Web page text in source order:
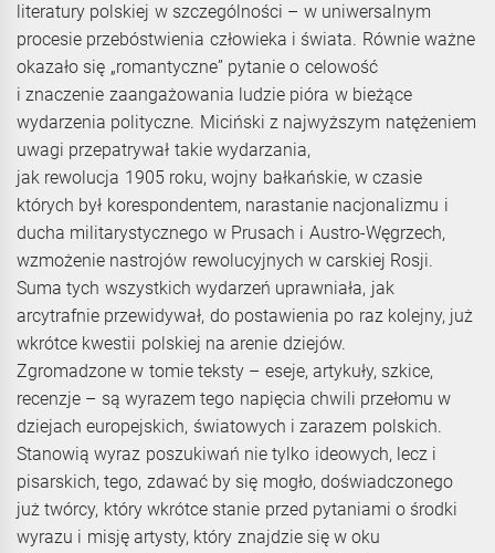
literatury polskiej w szczególności – w uniwersalnym
procesie przebóstwienia człowieka i świata. Równie ważne
okazało się „romantyczne” pytanie o celowość
i znaczenie zaangażowania ludzie pióra w bieżące
wydarzenia polityczne. Miciński z najwyższym natężeniem
uwagi przepatrywał takie wydarzania,
jak rewolucja 1905 roku, wojny bałkańskie, w czasie
których był korespondentem, narastanie nacjonalizmu i
ducha militarystycznego w Prusach i Austro-Węgrzech,
wzmożenie nastrojów rewolucyjnych w carskiej Rosji.
Suma tych wszystkich wydarzeń uprawniała, jak
arcytrafnie przewidywał, do postawienia po raz kolejny, już
wkrótce kwestii polskiej na arenie dziejów.
Zgromadzone w tomie teksty – eseje, artykuły, szkice,
recenzje – są wyrazem tego napięcia chwili przełomu w
dziejach europejskich, światowych i zarazem polskich.
Stanowią wyraz poszukiwań nie tylko ideowych, lecz i
pisarskich, tego, zdawać by się mogło, doświadczonego
już twórcy, który wkrótce stanie przed pytaniami o środki
wyrazu i misję artysty, który znajdzie się w oku